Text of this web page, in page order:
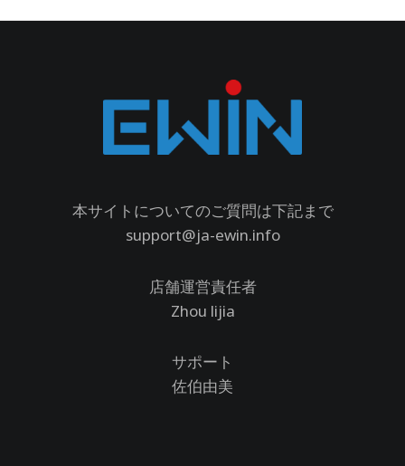
本サイトについてのご質問は下記まで
support@ja-ewin.info
店舗運営責任者
Zhou lijia
サポート
佐伯由美